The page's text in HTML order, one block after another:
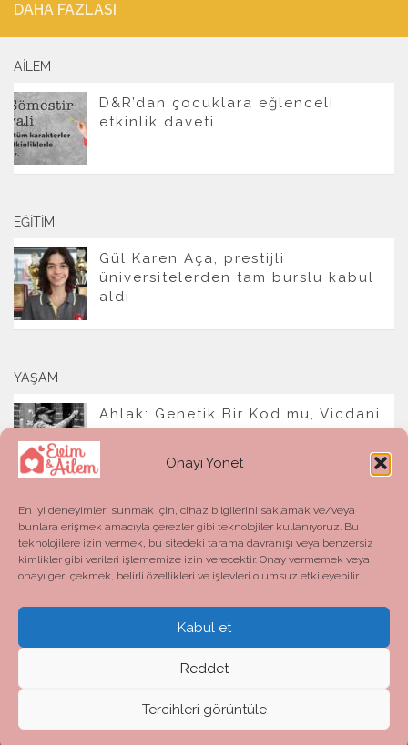
Onayı Yönet
En iyi deneyimleri sunmak için, cihaz bilgilerini saklamak ve/veya
bunlara erişmek amacıyla çerezler gibi teknolojiler kullanıyoruz. Bu
teknolojilere izin vermek, bu sitedeki tarama davranışı veya benzersiz
kimlikler gibi verileri işlememize izin verecektir. Onay vermemek veya
onayı geri çekmek, belirli özellikleri ve işlevleri olumsuz etkileyebilir.
Kabul et
Reddet
Tercihleri görüntüle
DAHA FAZLASI
AILEM
D&R’dan çocuklara eğlenceli
etkinlik daveti
EĞITIM
Gül Karen Aça, prestijli
üniversitelerden tam burslu kabul
aldı
YAŞAM
Ahlak: Genetik Bir Kod mu, Vicdani
Bir Refleks mi?
Evim ve Ailem © 2026. All Rights Reserved.